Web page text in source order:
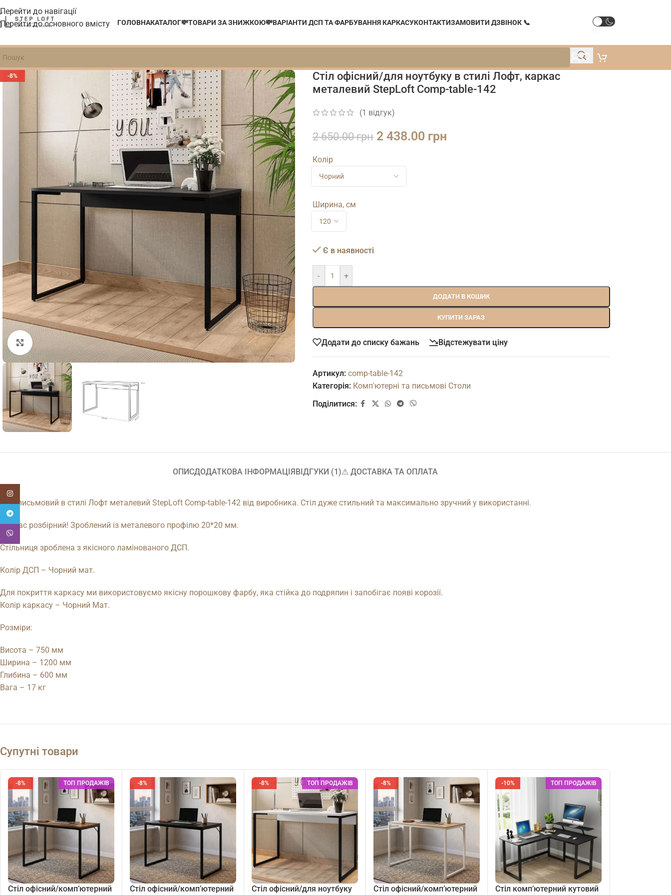
Перейти до навігації
Перейти до основного вмісту
ГОЛОВНАКАТАЛОГ💸ТОВАРИ ЗА ЗНИЖКОЮ💸ВАРІАНТИ ДСП ТА ФАРБУВАННЯ КАРКАСУКОНТАКТИЗАМОВИТИ ДЗВІНОК 📞
-8%
Натисніть, щоб збільшити
Стіл офісний/для ноутбуку в стилі Лофт, каркас
металевий StepLoft Comp-table-142
(1 відгук)
2 650.00грн 2 438.00 грн
Колір
Ширина, см
Є в наявності
- +
ДОДАТИ В КОШИК
КУПИТИ ЗАРАЗ
Додати до списку бажань Відстежувати ціну
Артикул: comp-table-142
Категорія: Комп'ютерні та письмові Столи
Поділитися:
ОПИСДОДАТКОВА ІНФОРМАЦІЯВІДГУКИ (1)⚠︎ ДОСТАВКА ТА ОПЛАТА
Стіл письмовий в стилі Лофт металевий StepLoft Comp-table-142 від виробника. Стіл дуже стильний та максимально зручний у використанні.
Каркас розбірний! Зроблений із металевого профілю 20*20 мм.
Стільниця зроблена з якісного ламінованого ДСП.
Колір ДСП – Чорний мат.
Для покриття каркасу ми використовуємо якісну порошкову фарбу, яка стійка до подряпин і запобігає появі корозії.
Колір каркасу – Чорний Мат.
Розміри:
Висота – 750 мм
Ширина – 1200 мм
Глибина – 600 мм
Вага – 17 кг
Супутні товари
-8% ТОП ПРОДАЖІВ
Стіл офісний/комп’ютерний
-8%
Стіл офісний/комп’ютерний
-8% ТОП ПРОДАЖІВ
Стіл офісний/для ноутбуку
-8%
Стіл офісний/комп’ютерний
-10% ТОП ПРОДАЖІВ
Стіл комп’ютерний кутовий